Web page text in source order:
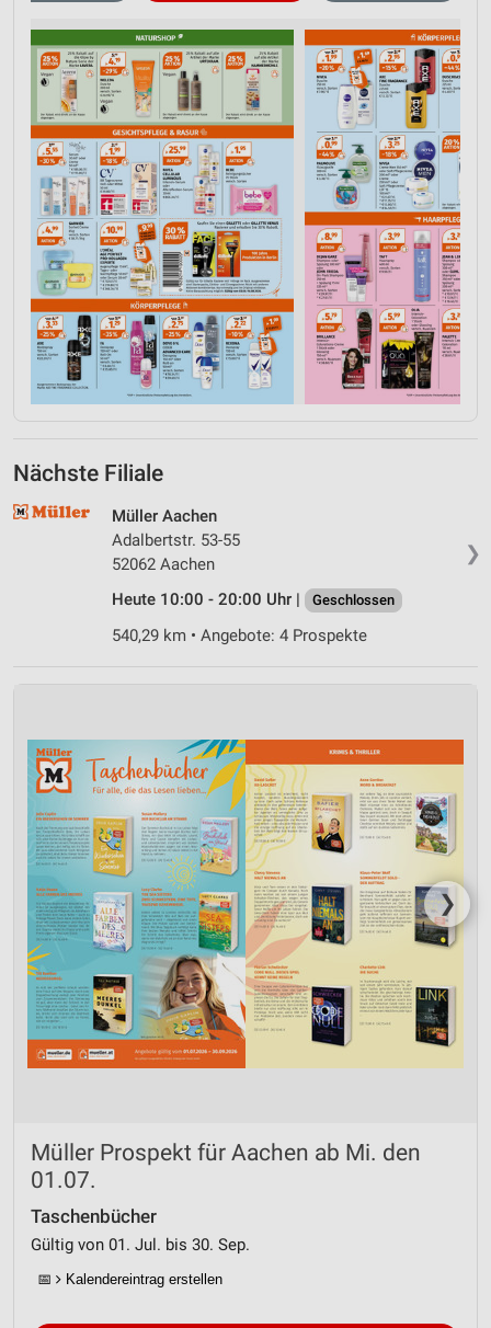
Nächste Filiale
❯
Müller Aachen
Adalbertstr. 53-55
52062 Aachen
Heute 10:00 - 20:00 Uhr |
Geschlossen
540,29 km • Angebote: 4 Prospekte
❯
Müller Prospekt für Aachen ab Mi. den
01.07.
Taschenbücher
Gültig von 01. Jul. bis 30. Sep.
📅 Kalendereintrag erstellen